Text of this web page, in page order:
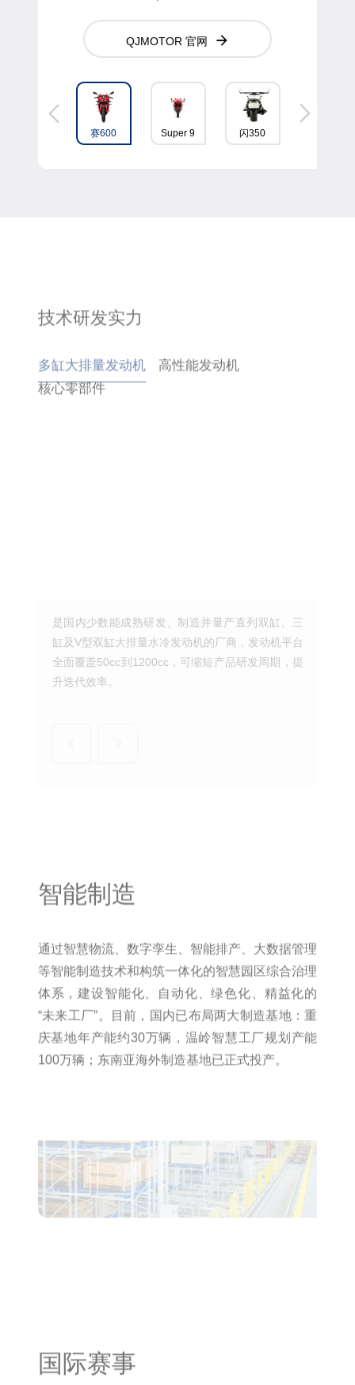
QJMOTOR 官网
赛600 Super 9 闪350
多缸大排量发动机
是国内少数能成熟研发、制造并量产直列双缸、三
缸及V型双缸大排量水冷发动机的厂商，发动机平台
全面覆盖50cc到1200cc，可缩短产品研发周期，提
升迭代效率。
自研国内首款四缸发动机，在四缸发动机领域持续
突破，技术参数已比肩国际一线品牌；作为率先进
入公升级高性能领域的国产品牌，旗下赛921等准
公升级车型已实现规模化量产。
我们与顶级减震器品牌马祖奇（Marzocchi）合资建
厂，确保关键部件的技术专属性与供应稳定性，部
分自研自产核心零部件达到行业领先水平。
通过智慧物流、数字孪生、智能排产、大数据管理
体系，建设智能化、自动化、绿色化、精益化的
“未来工厂”。目前，国内已布局两大制造基地：重
庆基地年产能约30万辆，温岭智慧工厂规划产能
100万辆；东南亚海外制造基地已正式投产。
积极参与WSBK、MotoGP、环塔拉力赛等世界顶